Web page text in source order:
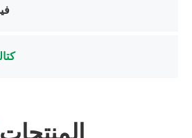
المنتجات